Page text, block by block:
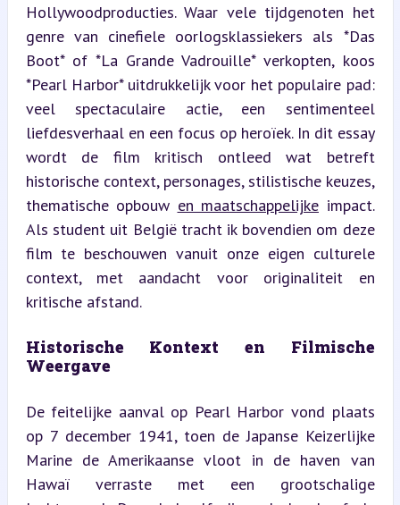
Hollywoodproducties. Waar vele tijdgenoten het
genre van cinefiele oorlogsklassiekers als *Das
Boot* of *La Grande Vadrouille* verkopten, koos
*Pearl Harbor* uitdrukkelijk voor het populaire pad:
veel spectaculaire actie, een sentimenteel
liefdesverhaal en een focus op heroïek. In dit essay
wordt de film kritisch ontleed wat betreft
historische context, personages, stilistische keuzes,
thematische opbouw en maatschappelijke impact.
Als student uit België tracht ik bovendien om deze
film te beschouwen vanuit onze eigen culturele
context, met aandacht voor originaliteit en
kritische afstand.
Historische Kontext en Filmische
Weergave
De feitelijke aanval op Pearl Harbor vond plaats
op 7 december 1941, toen de Japanse Keizerlijke
Marine de Amerikaanse vloot in de haven van
Hawaï verraste met een grootschalige